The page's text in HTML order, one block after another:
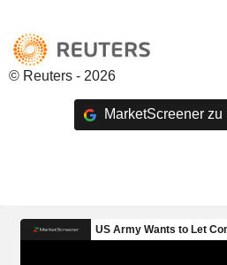
© Reuters - 2026
MarketScreener